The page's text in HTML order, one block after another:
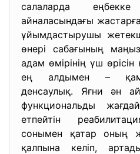
салаларда
айналасындағы
ұйымдастырушы
өнері сабағының
адам өмірінің үш
ең алдымен –
денсаулық. Яғни ән
функциональды
етпейтін
сонымен қатар оның
қалпына келіп,